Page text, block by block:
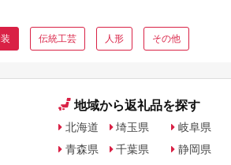
市 MOEMUSISAN
伝統工芸 人形 その他
地域から返礼品を探す
北海道
青森県
埼玉県
千葉県
岐阜県
静岡県